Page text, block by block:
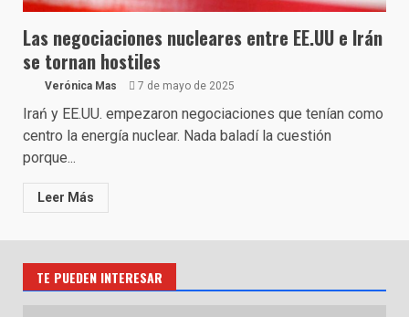
Las negociaciones nucleares entre EE.UU e Irán
se tornan hostiles
Verónica Mas 7 de mayo de 2025
Irań y EE.UU. empezaron negociaciones que tenían como
centro la energía nuclear. Nada baladí la cuestión
porque...
Leer Más
TE PUEDEN INTERESAR